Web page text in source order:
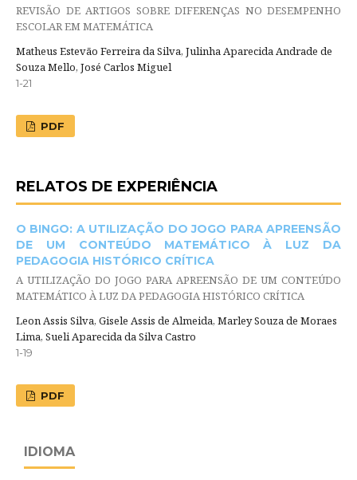
REVISÃO DE ARTIGOS SOBRE DIFERENÇAS NO DESEMPENHO
ESCOLAR EM MATEMÁTICA
Matheus Estevão Ferreira da Silva, Julinha Aparecida Andrade de
Souza Mello, José Carlos Miguel
1-21
PDF
RELATOS DE EXPERIÊNCIA
O BINGO: A UTILIZAÇÃO DO JOGO PARA APREENSÃO
DE UM CONTEÚDO MATEMÁTICO À LUZ DA
PEDAGOGIA HISTÓRICO CRÍTICA
A UTILIZAÇÃO DO JOGO PARA APREENSÃO DE UM CONTEÚDO
MATEMÁTICO À LUZ DA PEDAGOGIA HISTÓRICO CRÍTICA
Leon Assis Silva, Gisele Assis de Almeida, Marley Souza de Moraes
Lima, Sueli Aparecida da Silva Castro
1-19
PDF
IDIOMA